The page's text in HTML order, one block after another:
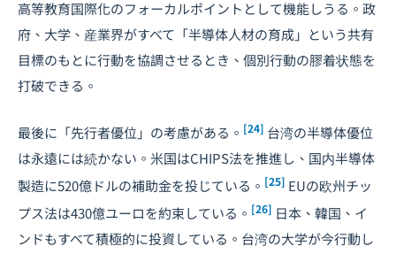
高等教育国際化のフォーカルポイントとして機能しうる。政
府、大学、産業界がすべて「半導体人材の育成」という共有
目標のもとに行動を協調させるとき、個別行動の膠着状態を
打破できる。
最後に「先行者優位」の考慮がある。 [24] 台湾の半導体優位
は永遠には続かない。米国はCHIPS法を推進し、国内半導体
製造に520億ドルの補助金を投じている。 [25] EUの欧州チッ
プス法は430億ユーロを約束している。 [26] 日本、韓国、イ
ンドもすべて積極的に投資している。台湾の大学が今行動し